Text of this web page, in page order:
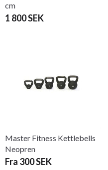
cm
1 800 SEK
Master Fitness Kettlebells
Neopren
Fra 300 SEK